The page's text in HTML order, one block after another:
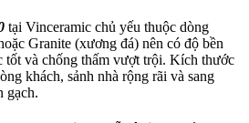
tại Vinceramic chủ yếu thuộc dòng
Granite (xương đá) nên có độ bền
tốt và chống thấm vượt trội. Kích thước
khách, sảnh nhà rộng rãi và sang
gạch.